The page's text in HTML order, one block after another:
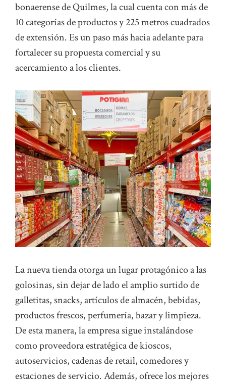
bonaerense de Quilmes, la cual cuenta con más de
10 categorías de productos y 225 metros cuadrados
de extensión. Es un paso más hacia adelante para
fortalecer su propuesta comercial y su
acercamiento a los clientes.
La nueva tienda otorga un lugar protagónico a las
golosinas, sin dejar de lado el amplio surtido de
galletitas, snacks, artículos de almacén, bebidas,
productos frescos, perfumería, bazar y limpieza.
De esta manera, la empresa sigue instalándose
como proveedora estratégica de kioscos,
autoservicios, cadenas de retail, comedores y
estaciones de servicio. Además, ofrece los mejores